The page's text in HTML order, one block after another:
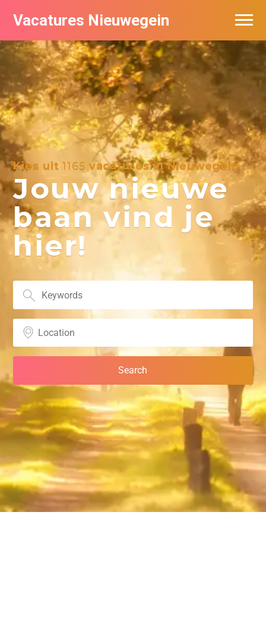
Vacatures Nieuwegein
Kies uit1165 vacatures in Nieuwegein
Jouw nieuwe
baan vind je
hier!
Vacatures per bedrijf in Nieuwegein